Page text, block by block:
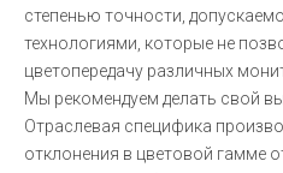
степенью точности,
технологиями, которые не
цветопередачу различных
Мы рекомендуем делать свой
Отраслевая специфика
отклонения в цветовой гамме